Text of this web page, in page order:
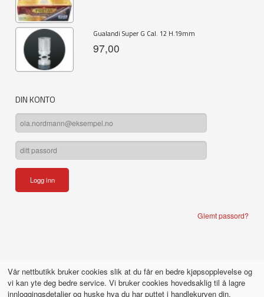
Gualandi Super G Cal. 12 H.19mm
97,00
DIN KONTO
Glemt passord?
Vår nettbutikk bruker cookies slik at du får en bedre kjøpsopplevelse og
vi kan yte deg bedre service. Vi bruker cookies hovedsaklig til å lagre
innloggingsdetaljer og huske hva du har puttet i handlekurven din.